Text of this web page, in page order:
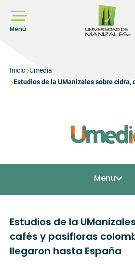
contenido
principal
Menú
Sobrescribir
enlaces
Inicio Umedia
Estudios de la UManizales sobre cidra,
Menu
Estudios de la
cafés y pasifloras
llegaron hasta España